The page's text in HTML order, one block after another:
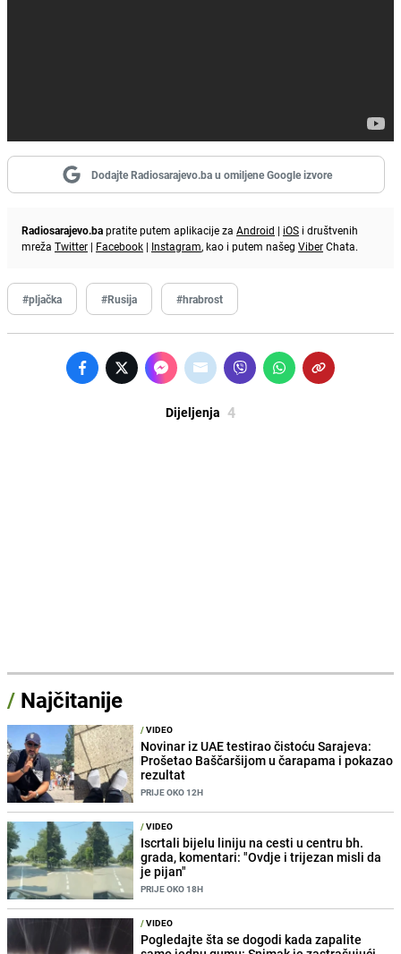
Dodajte Radiosarajevo.ba u omiljene Google izvore
Radiosarajevo.bapratite putem aplikacije za Android | iOS i društvenih
mreža Twitter | Facebook | Instagram, kao i putem našeg ViberChata.
#pljačka #Rusija #hrabrost
Dijeljenja 4
/ Najčitanije
/VIDEO
Novinar iz UAE testirao čistoću Sarajeva:
Prošetao Baščaršijom u čarapama i pokazao
rezultat
PRIJE OKO 12H
/VIDEO
Iscrtali bijelu liniju na cesti u centru bh.
grada, komentari: "Ovdje i trijezan misli da
je pijan"
PRIJE OKO 18H
/VIDEO
Pogledajte šta se dogodi kada zapalite